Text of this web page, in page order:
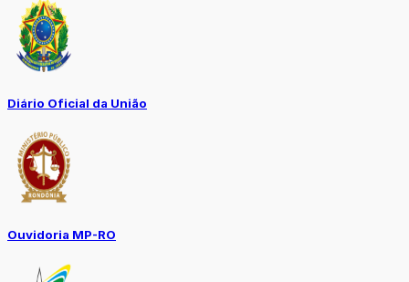
Diário Oficial da União
Ouvidoria MP-RO